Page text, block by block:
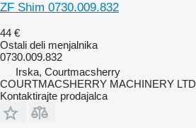
ZF Shim 0730.009.832
44 €
Ostali deli menjalnika
0730.009.832
Irska, Courtmacsherry
COURTMACSHERRY MACHINERY LTD
Kontaktirajte prodajalca